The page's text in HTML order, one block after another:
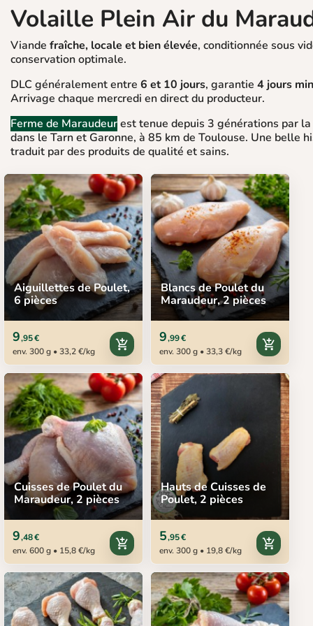
Volaille Plein Air du
Viande fraîche, locale et bien élevée, conditionnée sous
conservation optimale.
DLC généralement entre 6 et 10 jours, garantie 4 jours
Arrivage chaque mercredi en direct du producteur.
Ferme de Maraudeurest tenue depuis 3 générations par
dans le Tarn et Garonne, à 85 km de Toulouse. Une belle
traduit par des produits de qualité et sains.
Aiguillettes de Poulet,
6 pièces
9,95 €
env. 300 g • 33,2 €/kg
add_shopping_cart
Blancs de Poulet du
Maraudeur, 2 pièces
9,99 €
env. 300 g • 33,3 €/kg
add_shopping_cart
Cuisses de Poulet du
Maraudeur, 2 pièces
9,48 €
env. 600 g • 15,8 €/kg
add_shopping_cart
Hauts de Cuisses de
Poulet, 2 pièces
5,95 €
env. 300 g • 19,8 €/kg
add_shopping_cart